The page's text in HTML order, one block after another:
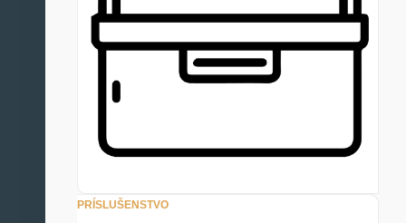
PRÍSLUŠENSTVO